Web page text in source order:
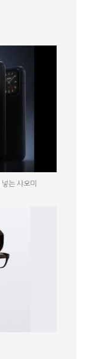
는 샤오미